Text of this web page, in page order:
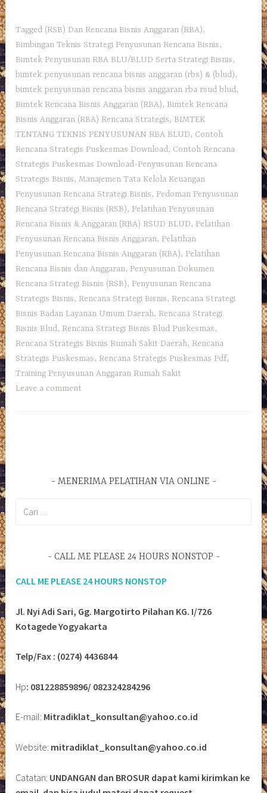
Tagged (RSB) Dan Rencana Bisnis Anggaran (RBA),
Bimbingan Teknis Strategi Penyusunan Rencana Bisnis,
Bimtek Penyusunan RBA BLU/BLUD Serta Strategi Bisnis,
bimtek penyusunan rencana bisnis anggaran (rbs) & (blud),
bimtek penyusunan rencana bisnis anggaran rba rsud blud,
Bimtek Rencana Bisnis Anggaran (RBA), Bimtek Rencana
Bisnis Anggaran (RBA) Rencana Strategis, BIMTEK
TENTANG TEKNIS PENYUSUNAN RBA BLUD, Contoh
Rencana Strategis Puskesmas Download, Contoh Rencana
Strategis Puskesmas Download-Penyusunan Rencana
Strategis Bisnis,Manajemen Tata Kelola Keuangan
Penyusunan Rencana Strategi Bisnis, Pedoman Penyusunan
Rencana Strategi Bisnis (RSB), Pelatihan Penyusunan
Rencana Bisnis & Anggaran (RBA) RSUD BLUD, Pelatihan
Penyusunan Rencana Bisnis Anggaran, Pelatihan
Penyusunan Rencana Bisnis Anggaran (RBA), Pelatihan
Rencana Bisnis dan Anggaran, Penyusunan Dokumen
Rencana Strategi Bisnis (RSB), Penyusunan Rencana
Strategis Bisnis, Rencana Strategi Bisnis, Rencana Strategi
Bisnis Badan Layanan Umum Daerah, Rencana Strategi
Bisnis Blud, Rencana Strategi Bisnis Blud Puskesmas,
Rencana Strategis Bisnis Rumah Sakit Daerah, Rencana
Strategis Puskesmas, Rencana Strategis Puskesmas Pdf,
Training Penyusunan Anggaran Rumah Sakit
Leave a comment
MENERIMA PELATIHAN VIA ONLINE
CALL ME PLEASE 24 HOURS NONSTOP
CALL ME PLEASE 24 HOURS NONSTOP
Jl. Nyi Adi Sari, Gg. Margotirto Pilahan KG. I/726
Kotagede Yogyakarta
Telp/Fax : (0274) 4436844
Hp: 081228859896/ 082324284296
E-mail: Mitradiklat_konsultan@yahoo.co.id
Website: mitradiklat_konsultan@yahoo.co.id
Catatan: UNDANGAN dan BROSUR dapat kami kirimkan ke